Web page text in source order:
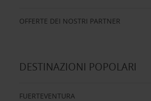
OFFERTE DEI NOSTRI PARTNER
DESTINAZIONI POPOLARI
FUERTEVENTURA